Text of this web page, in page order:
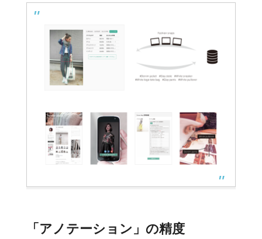
「アノテーション」の精度